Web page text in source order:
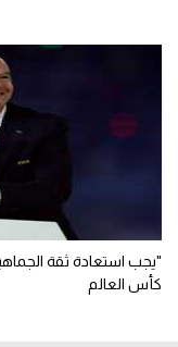
"يجب استعادة ثقة
كأس العالم